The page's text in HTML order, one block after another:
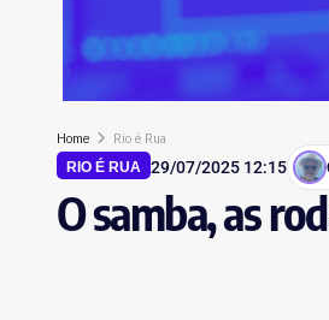
Home Rio é Rua
RIO É RUA 29/07/2025 12:15
O samba, as